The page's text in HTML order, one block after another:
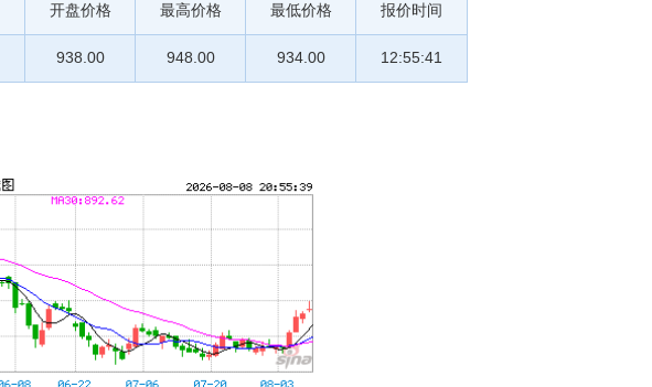
开盘价格 最高价格 最低价格 报价时间
938.00 948.00 934.00 12:55:41